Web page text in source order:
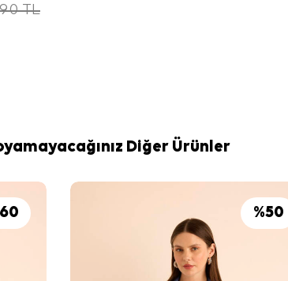
TL
Diğer Ürünler
60 %50